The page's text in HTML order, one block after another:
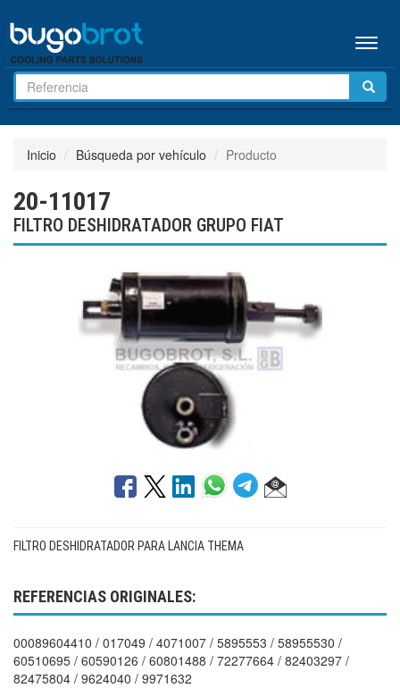
Menú
Inicio Búsqueda por vehículo Producto
20-11017
FILTRO DESHIDRATADOR GRUPO FIAT
FILTRO DESHIDRATADOR PARA LANCIA THEMA
REFERENCIAS ORIGINALES:
00089604410 / 017049 / 4071007 / 5895553 / 58955530 /
60510695 / 60590126 / 60801488 / 72277664 / 82403297 /
82475804 / 9624040 / 9971632